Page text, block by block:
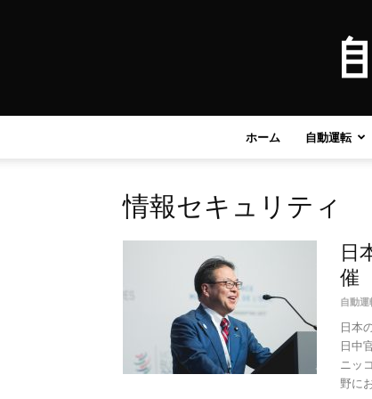
ホーム 自動運転
情報セキュリティ
日
催
自動
日本
日中
ニッ
野に